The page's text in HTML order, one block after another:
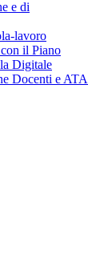
e di
lavoro
il Piano
Digitale
Docenti e ATA